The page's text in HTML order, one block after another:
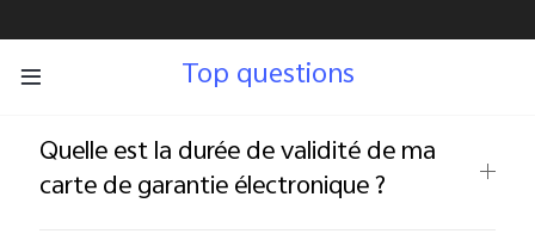
Morocco | Veuillez sélectionner le pays/la région
Top questions
Quelle est la durée de validité de ma
carte de garantie électronique ?